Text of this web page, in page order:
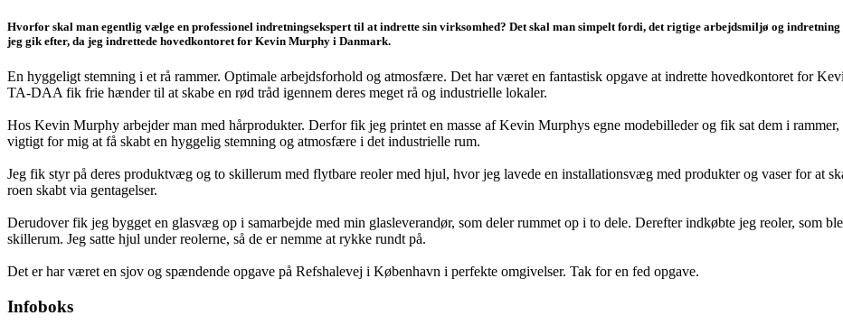
Hvorfor skal man egentlig vælge en professionel indretningsekspert til at indrette sin virksomhed? Det skal man simpelt fordi, det rigtige arbejdsmiljø og
jeg gik efter, da jeg indrettede hovedkontoret for Kevin Murphy i Danmark.
En hyggeligt stemning i et rå rammer. Optimale arbejdsforhold og atmosfære. Det har været en fantastisk opgave at indrette hovedkontoret for
TA-DAA fik frie hænder til at skabe en rød tråd igennem deres meget rå og industrielle lokaler.
Hos Kevin Murphy arbejder man med hårprodukter. Derfor fik jeg printet en masse af Kevin Murphys egne modebilleder og fik sat dem i
vigtigt for mig at få skabt en hyggelig stemning og atmosfære i det industrielle rum.
Jeg fik styr på deres produktvæg og to skillerum med flytbare reoler med hjul, hvor jeg lavede en installationsvæg med produkter og vaser for at
roen skabt via gentagelser.
Derudover fik jeg bygget en glasvæg op i samarbejde med min glasleverandør, som deler rummet op i to dele. Derefter indkøbte jeg reoler, som
skillerum. Jeg satte hjul under reolerne, så de er nemme at rykke rundt på.
Det er har været en sjov og spændende opgave på Refshalevej i København i perfekte omgivelser. Tak for en fed opgave.
Infoboks